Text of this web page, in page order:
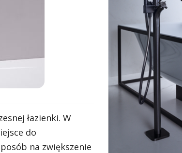
łazienki. W
do
na zwiększenie